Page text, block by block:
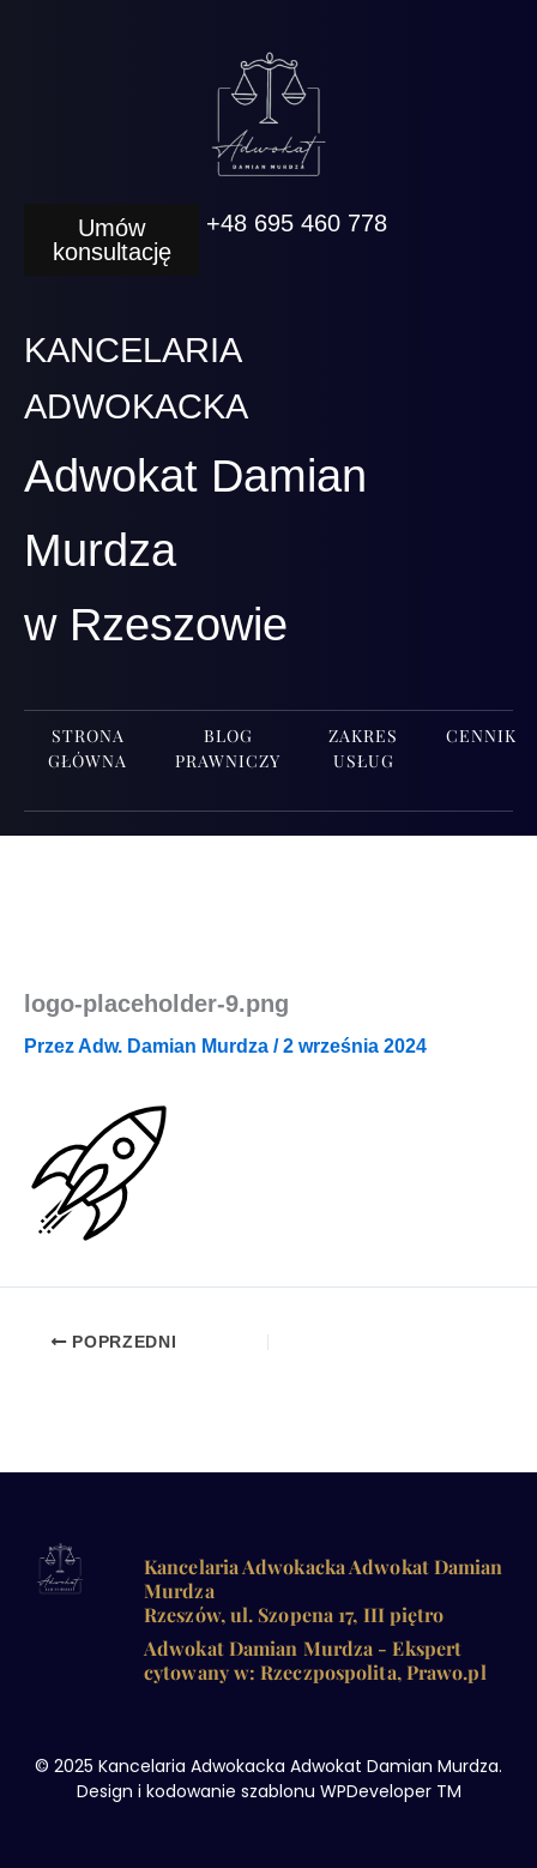
Umów
konsultację
+48 695 460 778
KANCELARIA
ADWOKACKA
Adwokat Damian
Murdza
w Rzeszowie
STRONA
GŁÓWNA
BLOG
PRAWNICZY
ZAKRES
USŁUG
CENNIK
logo-placeholder‑9.png
PrzezAdw. Damian Murdza /2 września 2024
POPRZEDNI
Kancelaria Adwokacka Adwokat Damian
Murdza
Rzeszów, ul. Szopena 17, III piętro
Adwokat Damian Murdza - Ekspert
cytowany w: Rzeczpospolita, Prawo.pl
© 2025 Kancelaria Adwokacka Adwokat Damian Murdza.
Design i kodowanie szablonu WPDeveloper TM